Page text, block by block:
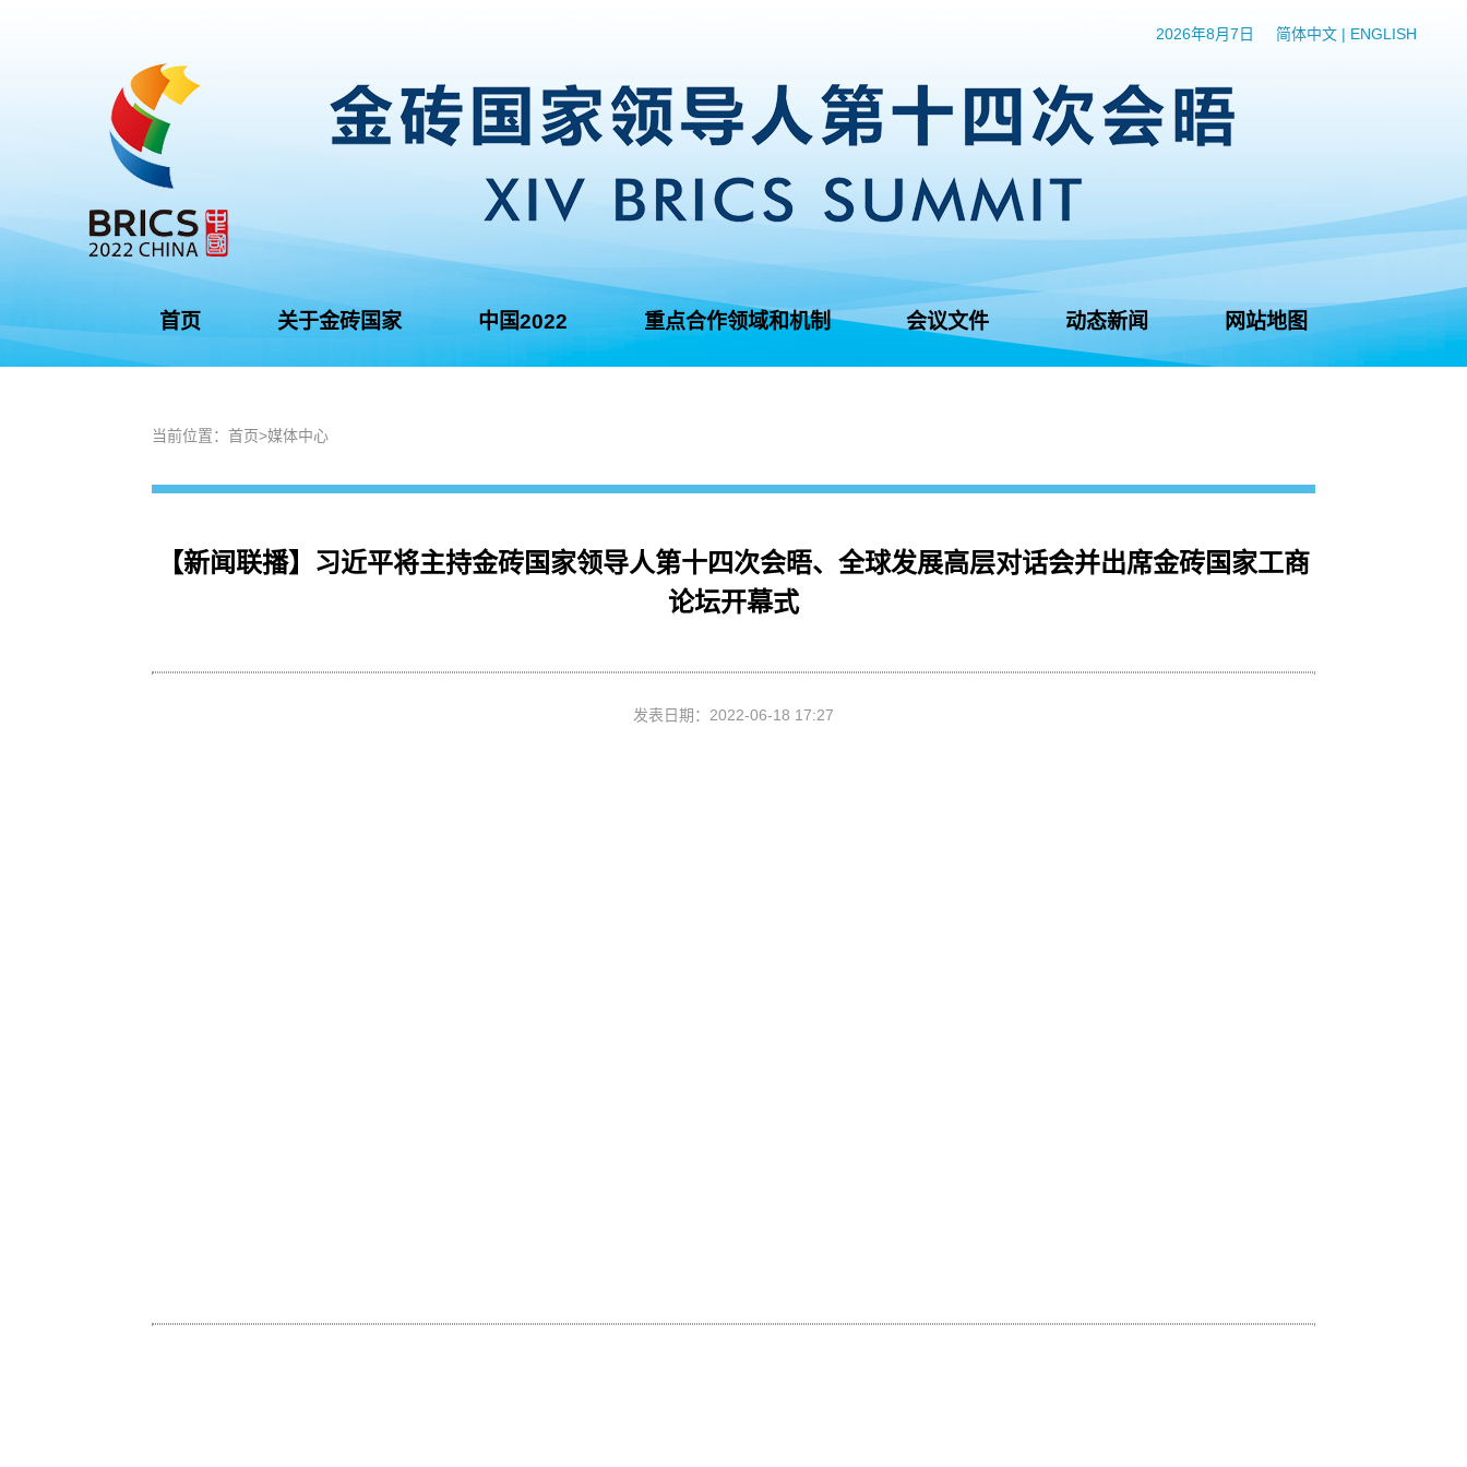
2026年8月7日 简体中文 | ENGLISH
首页 关于金砖国家 中国2022 重点合作领域和机制 会议文件 动态新闻 网站地图
当前位置：首页>媒体中心
【新闻联播】习近平将主持金砖国家领导人第十四次会晤、全球发展高层对话会并出席金砖国家工商
论坛开幕式
发表日期： 2022-06-18 17:27